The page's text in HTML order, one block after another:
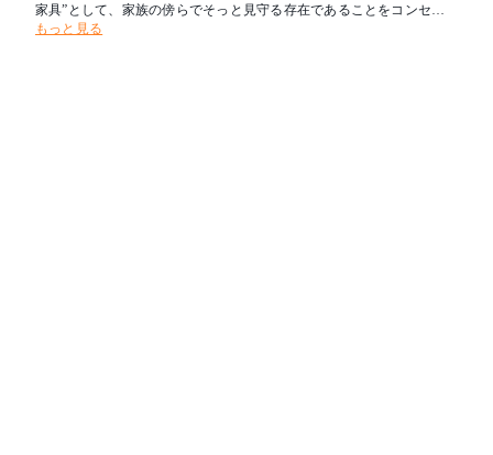
家具”として、家族の傍らでそっと見守る存在であることをコンセプ
トにしています。
もっと見る